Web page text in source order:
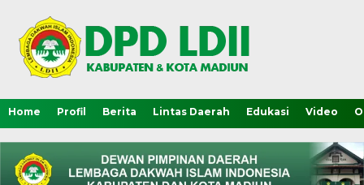
Home Profil Berita Lintas Daerah Edukasi Video